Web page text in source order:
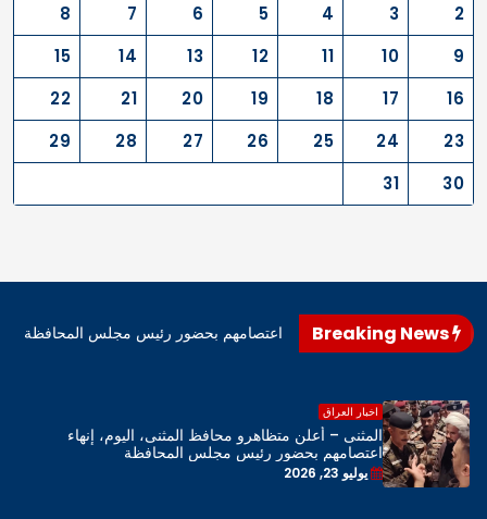
2
3
4
5
6
7
8
9
10
11
12
13
14
15
16
17
18
19
20
21
22
23
24
25
26
27
28
29
30
31
محافظ المثنى، اليوم، إنهاء اعتصامهم بحضور رئيس مجلس المحافظة
اخبار العراق
المثنى – أعلن متظاهرو محافظ المثنى، اليوم، إنهاء
اعتصامهم بحضور رئيس مجلس المحافظة
يوليو 23, 2026